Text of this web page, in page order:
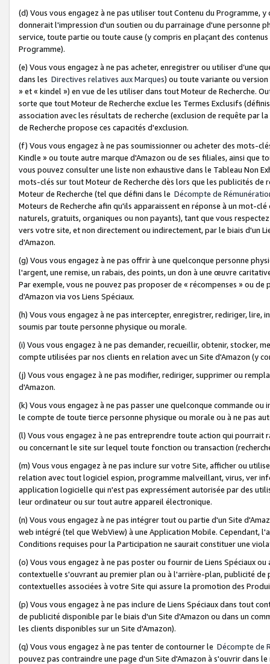
(d) Vous vous engagez à ne pas utiliser tout Contenu du Programme,
donnerait l'impression d'un soutien ou du parrainage d'une personne
service, toute partie ou toute cause (y compris en plaçant des
Programme).
(e) Vous vous engagez à ne pas acheter, enregistrer ou utiliser d’une
dans les Directives relatives aux Marques) ou toute variante ou
» et « kindel ») en vue de les utiliser dans tout Moteur de Recherche.
sorte que tout Moteur de Recherche exclue les Termes Exclusifs
association avec les résultats de recherche (exclusion de requête
de Recherche propose ces capacités d'exclusion.
(f) Vous vous engagez à ne pas soumissionner ou acheter des mots-
Kindle » ou toute autre marque d'Amazon ou de ses filiales, ainsi que
vous pouvez consulter une liste non exhaustive dans le Tableau Non
mots-clés sur tout Moteur de Recherche dès lors que les publicités de
Moteur de Recherche (tel que défini dans le Décompte de
Moteurs de Recherche afin qu'ils apparaissent en réponse à un mot-
naturels, gratuits, organiques ou non payants), tant que vous
vers votre site, et non directement ou indirectement, par le biais d'un
d'Amazon.
(g) Vous vous engagez à ne pas offrir à une quelconque personne
l'argent, une remise, un rabais, des points, un don à une œuvre
Par exemple, vous ne pouvez pas proposer de « récompenses » ou
d'Amazon via vos Liens Spéciaux.
(h) Vous vous engagez à ne pas intercepter, enregistrer, rediriger,
soumis par toute personne physique ou morale.
(i) Vous vous engagez à ne pas demander, recueillir, obtenir, stocker,
compte utilisées par nos clients en relation avec un Site d'Amazon (y
(j) Vous vous engagez à ne pas modifier, rediriger, supprimer ou
d'Amazon.
(k) Vous vous engagez à ne pas passer une quelconque commande
le compte de toute tierce personne physique ou morale ou à ne pas
(l) Vous vous engagez à ne pas entreprendre toute action qui
ou concernant le site sur lequel toute fonction ou transaction
(m) Vous vous engagez à ne pas inclure sur votre Site, afficher ou
relation avec tout logiciel espion, programme malveillant, virus, ver
application logicielle qui n'est pas expressément autorisée par des
leur ordinateur ou sur tout autre appareil électronique.
(n) Vous vous engagez à ne pas intégrer tout ou partie d'un Site
web intégré (tel que WebView) à une Application Mobile. Cependant,
Conditions requises pour la Participation ne saurait constituer une
(o) Vous vous engagez à ne pas poster ou fournir de Liens Spéciaux
contextuelle s'ouvrant au premier plan ou à l'arrière-plan, publicité
contextuelles associées à votre Site qui assure la promotion des
(p) Vous vous engagez à ne pas inclure de Liens Spéciaux dans tout
de publicité disponible par le biais d'un Site d'Amazon ou dans un
les clients disponibles sur un Site d'Amazon).
(q) Vous vous engagez à ne pas tenter de contourner le Décompte de
pouvez pas contraindre une page d'un Site d'Amazon à s'ouvrir dans